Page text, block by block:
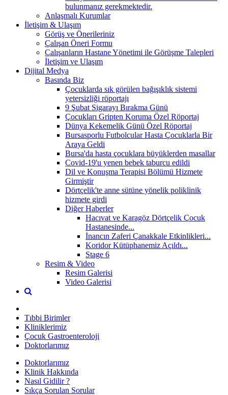
bulunmanız gerekmektedir.
Anlaşmalı Kurumlar
İletişim & Ulaşım
Görüş ve Önerileriniz
Çalışan Öneri Formu
Çalışanların Hastane Yönetimi ile Görüşme Talepleri
İletişim ve Ulaşım
Dijital Medya
Basında Biz
Çocuklarda sık görülen bağışıklık sistemi
yetersizliği röportajı
9 Şubat Sigarayı Bırakma Günü
Çocukları Gripten Koruma Özel Röportaj
Dünya Kekemelik Günü Özel Röportaj
Bursasporlu Futbolcular Hasta Çocuklarla Bir
Araya Geldi
Bursa'da hasta çocuklara büyüklerden masallar
Covid-19'u yenen bebek taburcu edildi
Dil ve Konuşma Terapisi Bölümü Hizmete
Girmiştir
Dörtçelik'te anne sütüne yönelik poliklinik
hizmete girdi
Diğer Haberler
Hacıvat ve Karagöz Dörtçelik Çocuk
Hastanesinde...
İnancın Zaferi Çanakkale Etkinlikleri...
Koridor Kütüphanemiz Açıldı...
Stage 6
Resim & Video
Resim Galerisi
Video Galerisi
Tıbbi Birimler
Kliniklerimiz
Çocuk Gastroenteroloji
Doktorlarımız
Doktorlarımız
Klinik Hakkında
Nasıl Gidilir ?
Sıkça Sorulan Sorular